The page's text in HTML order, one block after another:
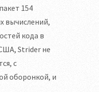
154
вычислений,
кода в
Strider не
с
оборонкой, и